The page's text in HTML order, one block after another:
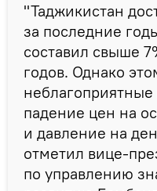
"Таджикистан
за последние
составил свыше
годов. Однако
падение цен на
и давление на
отметил вице-
по управлению